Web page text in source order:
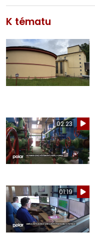
K tématu
02:23
01:19